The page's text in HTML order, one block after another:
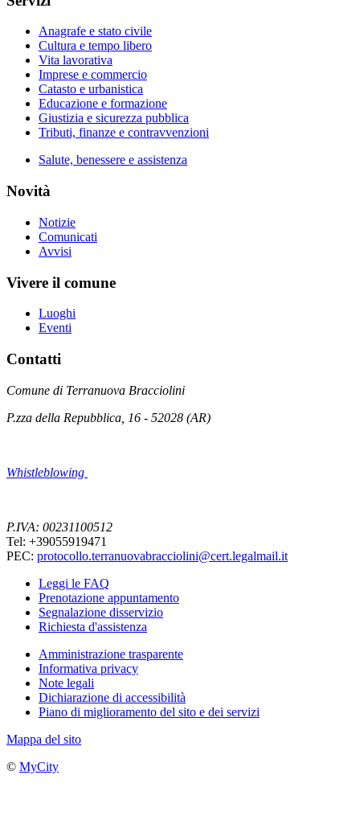
Anagrafe e stato civile
Cultura e tempo libero
Vita lavorativa
Imprese e commercio
Catasto e urbanistica
Educazione e formazione
Giustizia e sicurezza pubblica
Tributi, finanze e contravvenzioni
Salute, benessere e assistenza
Novità
Notizie
Comunicati
Avvisi
Vivere il comune
Luoghi
Eventi
Contatti
Comune di Terranuova Bracciolini
P.zza della Repubblica, 16 - 52028 (AR)
Whistleblowing
P.IVA: 00231100512
Tel: +39055919471
PEC: protocollo.terranuovabracciolini@cert.legalmail.it
Leggi le FAQ
Prenotazione appuntamento
Segnalazione disservizio
Richiesta d'assistenza
Amministrazione trasparente
Informativa privacy
Note legali
Dichiarazione di accessibilità
Piano di miglioramento del sito e dei servizi
Mappa del sito
© MyCity